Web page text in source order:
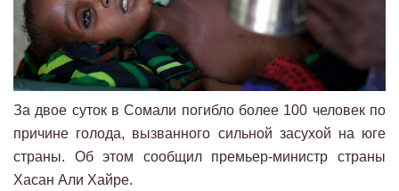
За двое суток в Сомали погибло более 100 человек по
причине голода, вызванного сильной засухой на юге
страны. Об этом сообщил премьер-министр страны
Хасан Али Хайре.